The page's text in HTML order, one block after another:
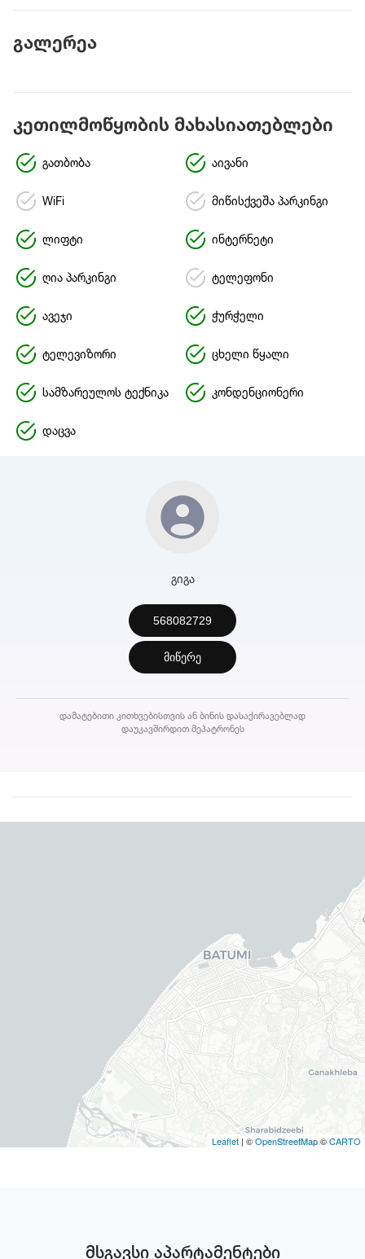
გალერეა
კეთილმოწყობის მახასიათებლები
გათბობა აივანი
WiFi მიწისქვეშა პარკინგი
ლიფტი ინტერნეტი
ღია პარკინგი ტელეფონი
ავეჯი ჭურჭელი
ტელევიზორი ცხელი წყალი
სამზარეულოს ტექნიკა კონდენციონერი
დაცვა
გიგა
568082729
მიწერე
დამატებითი კითხვებისთვის ან ბინის დასაქირავებლად
დაუკავშირდით მეპატრონეს
Leaflet | ©OpenStreetMap©CARTO
მსგავსი აპარტამენტები